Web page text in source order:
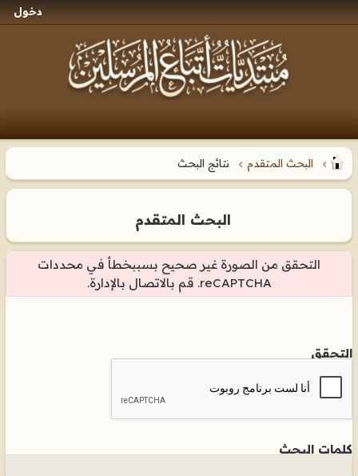
دخول
البحث المتقدم نتائج البحث
البحث المتقدم
التحقق من الصورة غير صحيح بسببخطأ في محددات
reCAPTCHA. قم بالاتصال بالإدارة.
التحقق
كلمات البحث